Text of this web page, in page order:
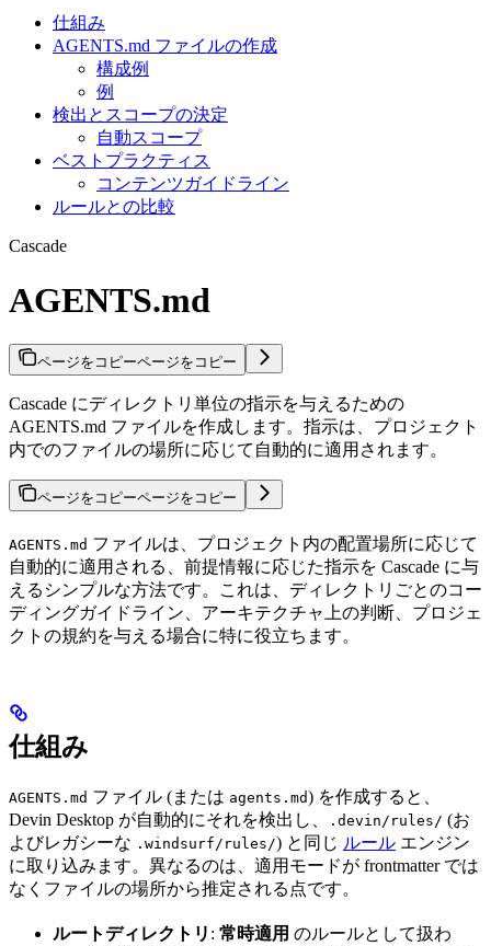
仕組み
AGENTS.md ファイルの作成
構成例
例
検出とスコープの決定
自動スコープ
ベストプラクティス
コンテンツガイドライン
ルールとの比較
Cascade
AGENTS.md
ページをコピーページをコピー
Cascade にディレクトリ単位の指示を与えるための
AGENTS.md ファイルを作成します。指示は、プロジェクト
内でのファイルの場所に応じて自動的に適用されます。
ページをコピーページをコピー
AGENTS.md ファイルは、プロジェクト内の配置場所に応じて
自動的に適用される、前提情報に応じた指示を Cascade に与
えるシンプルな方法です。これは、ディレクトリごとのコー
ディングガイドライン、アーキテクチャ上の判断、プロジェ
クトの規約を与える場合に特に役立ちます。
仕組み
AGENTS.md ファイル (または agents.md) を作成すると、
Devin Desktop が自動的にそれを検出し、
.devin/rules/ (お
よびレガシーな .windsurf/rules/) と同じ ルール エンジン
に取り込みます。異なるのは、適用モードが frontmatter では
なくファイルの場所から推定される点です。
ルートディレクトリ : 常時適用 のルールとして扱わ